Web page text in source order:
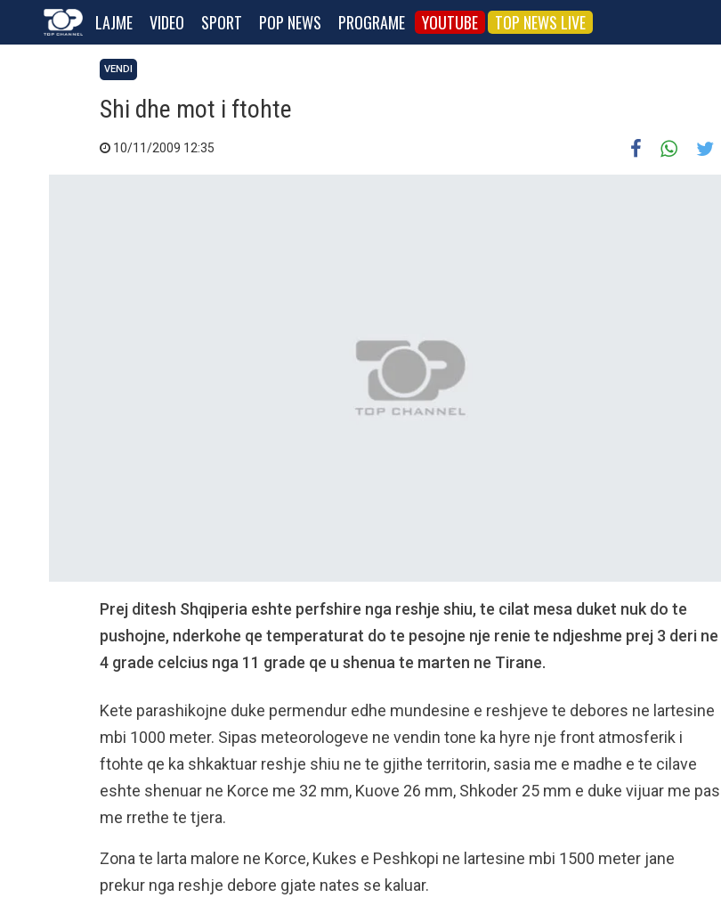
LAJME VIDEO SPORT POP NEWS PROGRAME YOUTUBE TOP NEWS LIVE
VENDI
Shi dhe mot i ftohte
10/11/2009 12:35
Prej ditesh Shqiperia eshte perfshire nga reshje shiu, te cilat mesa duket nuk do te
pushojne, nderkohe qe temperaturat do te pesojne nje renie te ndjeshme prej 3 deri ne
4 grade celcius nga 11 grade qe u shenua te marten ne Tirane.
Kete parashikojne duke permendur edhe mundesine e reshjeve te debores ne lartesine
mbi 1000 meter. Sipas meteorologeve ne vendin tone ka hyre nje front atmosferik i
ftohte qe ka shkaktuar reshje shiu ne te gjithe territorin, sasia me e madhe e te cilave
eshte shenuar ne Korce me 32 mm, Kuove 26 mm, Shkoder 25 mm e duke vijuar me pas
me rrethe te tjera.
Zona te larta malore ne Korce, Kukes e Peshkopi ne lartesine mbi 1500 meter jane
prekur nga reshje debore gjate nates se kaluar.